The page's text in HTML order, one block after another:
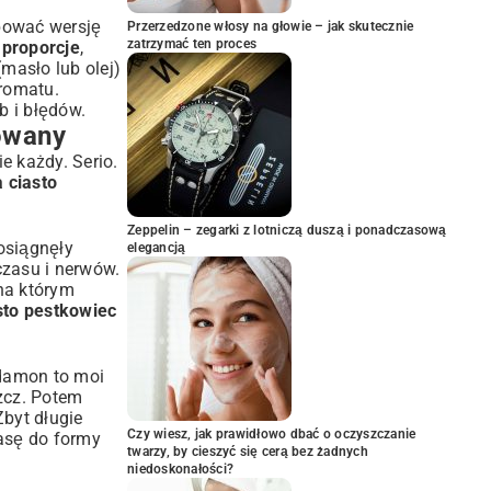
wersję
,
lub olej)
i błędów.
każdy. Serio.
ciasto
i nerwów.
którym
pestkowiec
to moi
Potem
długie
do formy
Przerzedzone włosy na głowie – jak skutecznie
zatrzymać ten proces
Zeppelin – zegarki z lotniczą duszą i ponadczasową
elegancją
Czy wiesz, jak prawidłowo dbać o oczyszczanie
twarzy, by cieszyć się cerą bez żadnych
niedoskonałości?